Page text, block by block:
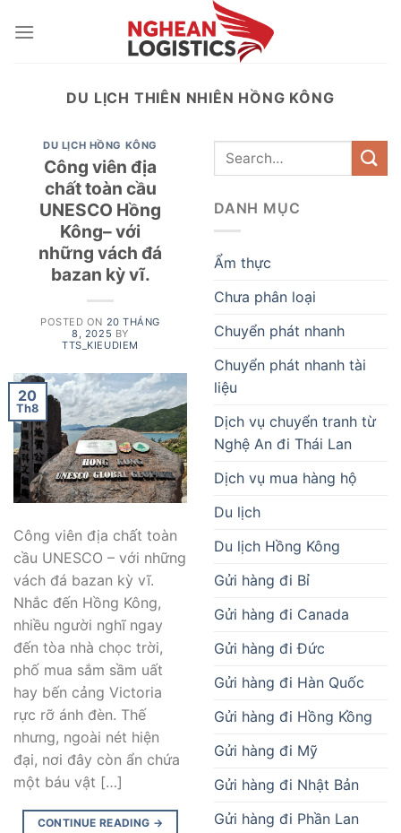
DU LỊCH THIÊN NHIÊN HỒNG KÔNG
DU LỊCH HỒNG KÔNG
Công viên địa
chất toàn cầu
UNESCO Hồng
Kông– với
những vách đá
bazan kỳ vĩ.
POSTED ON 20 THÁNG
8, 2025 BY
TTS_KIEUDIEM
20
Th8
Công viên địa chất toàn
cầu UNESCO – với những
vách đá bazan kỳ vĩ.
Nhắc đến Hồng Kông,
nhiều người nghĩ ngay
đến tòa nhà chọc trời,
phố mua sắm sầm uất
hay bến cảng Victoria
rực rỡ ánh đèn. Thế
nhưng, ngoài nét hiện
đại, nơi đây còn ẩn chứa
một báu vật […]
CONTINUE READING →
DANH MỤC
Ẩm thực
Chưa phân loại
Chuyển phát nhanh
Chuyển phát nhanh tài
liệu
Dịch vụ chuyển tranh từ
Nghệ An đi Thái Lan
Dịch vụ mua hàng hộ
Du lịch
Du lịch Hồng Kông
Gửi hàng đi Bỉ
Gửi hàng đi Canada
Gửi hàng đi Đức
Gửi hàng đi Hàn Quốc
Gửi hàng đi Hồng Kồng
Gửi hàng đi Mỹ
Gửi hàng đi Nhật Bản
Gửi hàng đi Phần Lan